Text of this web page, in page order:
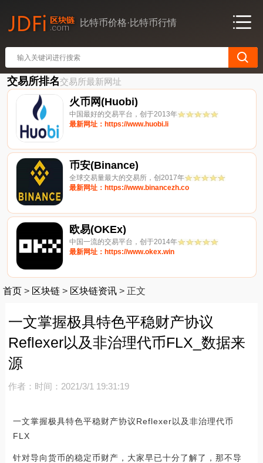
比特币价格·比特币行情
交易所排名交易所最新网址
火币网(Huobi)
中国最好的交易平台，创于2013年
最新网址：https://www.huobi.li
币安(Binance)
全球交易量最大的交易所，创2017年
最新网址：https://www.binancezh.co
欧易(OKEx)
中国一流的交易平台，创于2014年
最新网址：https://www.okex.win
首页 > 区块链 > 区块链资讯 > 正文
一文掌握极具特色平稳财产协议
Reflexer以及非治理代币FLX_数据来
源
作者： 时间：2021/3/1 19:31:19
一文掌握极具特色平稳财产协议Reflexer以及非治理代币
FLX
针对导向货币的稳定币财产，大家早已十分了解了，那不导